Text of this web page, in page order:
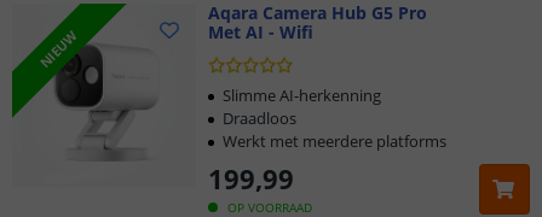
NIEUW
Aqara Camera Hub G5 Pro
Met AI - Wifi
OP VOORRAAD
199,99
Slimme AI-herkenning
Draadloos
Werkt met meerdere platforms